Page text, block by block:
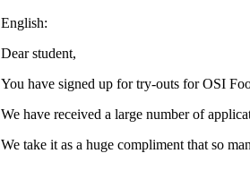
English:
Dear student,
You have signed up for try-outs for OSI
We have received a large number of
We take it as a huge compliment that so